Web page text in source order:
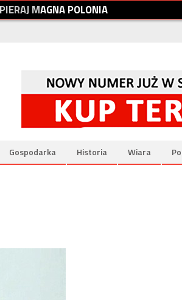
PIERAJMAGNAPOLONIA
Gospodarka Historia Wiara